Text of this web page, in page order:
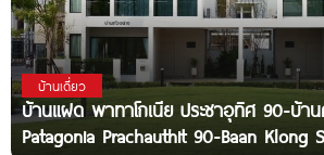
บ้านเดี่ยว
บ้านแฝด พาทาโกเนีย ประชาอุทิศ 90-บ้า
Patagonia Prachauthit 90-Baan Klong